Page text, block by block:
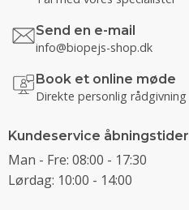
Send en e-mail
info@biopejs-shop.dk
Book et online møde
Direkte personlig rådgivning
Kundeservice åbningstider
Man - Fre: 08:00 - 17:30
Lørdag: 10:00 - 14:00